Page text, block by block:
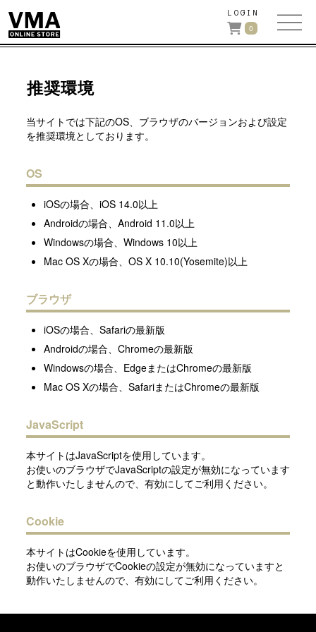
LOGIN
0
推奨環境
当サイトでは下記のOS、ブラウザのバージョンおよび設定
を推奨環境としております。
OS
iOSの場合、iOS 14.0以上
Androidの場合、Android 11.0以上
Windowsの場合、Windows 10以上
Mac OS Xの場合、OS X 10.10(Yosemite)以上
ブラウザ
iOSの場合、Safariの最新版
Androidの場合、Chromeの最新版
Windowsの場合、EdgeまたはChromeの最新版
Mac OS Xの場合、SafariまたはChromeの最新版
JavaScript
本サイトはJavaScriptを使用しています。
お使いのブラウザでJavaScriptの設定が無効になっています
と動作いたしませんので、有効にしてご利用ください。
Cookie
本サイトはCookieを使用しています。
お使いのブラウザでCookieの設定が無効になっていますと
動作いたしませんので、有効にしてご利用ください。